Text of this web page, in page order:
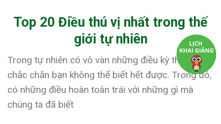
Top 20 Điều thú vị nhất trong thế
giới tự nhiên
Trong tự nhiên có vô vàn những điều kỳ thú mà
chắc chắn bạn không thể biết hết được. Trong đó,
có những điều hoàn toàn trái với những gì mà
chúng ta đã biết